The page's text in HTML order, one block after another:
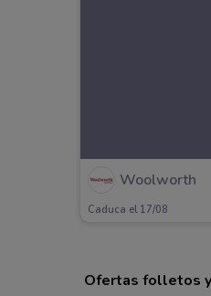
Woolworth
Caduca el 17/08
Ofertas folletos